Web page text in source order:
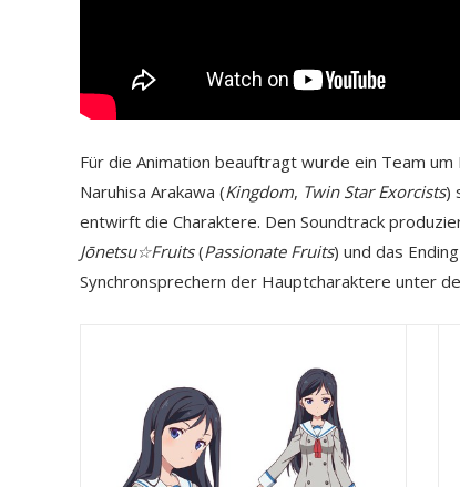
Für die Animation beauftragt wurde ein Team um
Naruhisa Arakawa (Kingdom, Twin Star Exorcists)
entwirft die Charaktere. Den Soundtrack
Jōnetsu☆Fruits(Passionate Fruits) und das Ending
Synchronsprechern der Hauptcharaktere unter